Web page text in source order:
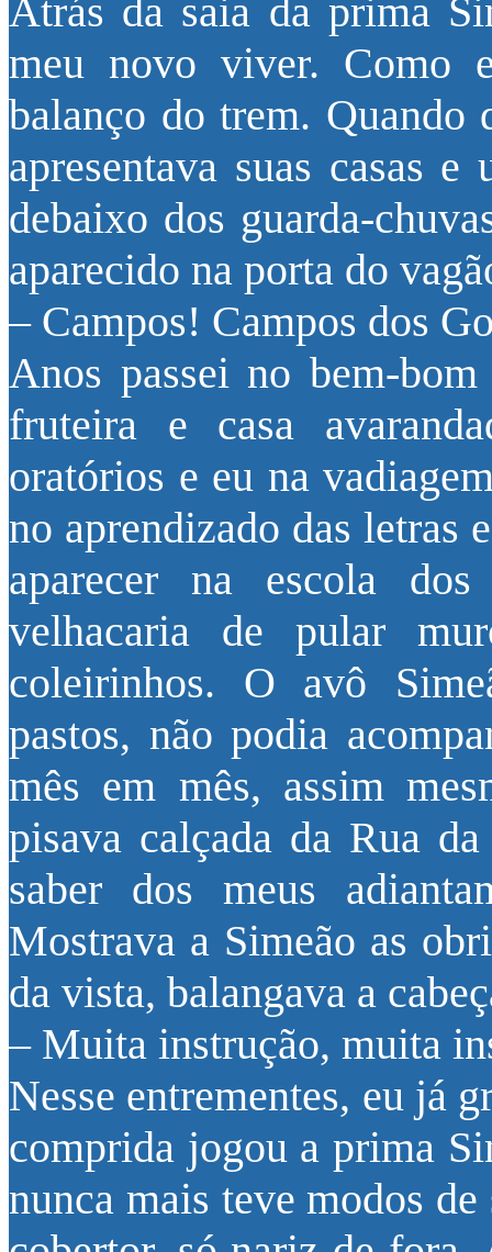
Atrás da saia da prima
meu novo viver. Como
balanço do trem. Quando
apresentava suas casas
debaixo dos guarda-
aparecido na porta do
– Campos! Campos dos
Anos passei no bem-
fruteira e casa
oratórios e eu na
no aprendizado das letras
aparecer na escola dos
velhacaria de pular
coleirinhos. O avô
pastos, não podia
mês em mês, assim
pisava calçada da Rua
saber dos meus
Mostrava a Simeão as
da vista, balangava a
– Muita instrução, muita
Nesse entrementes, eu já
comprida jogou a prima
nunca mais teve modos